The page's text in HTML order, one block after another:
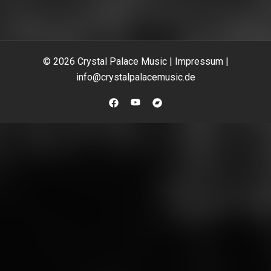
© 2026 Crystal Palace Music | Impressum|
info@crystalpalacemusic.de